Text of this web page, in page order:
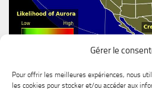
Gérer le
Pour offrir les meilleures expériences, nous
les cookies pour stocker et/ou accéder aux